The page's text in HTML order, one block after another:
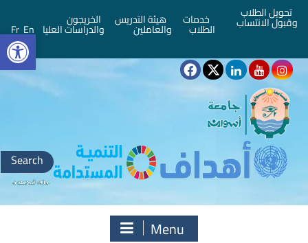
تحويل الطلاب
وقبول الانتساب خدمات
الطلاب
هيئة التدريس
والعاملين
الخريجون
والدراسات العليا En
Fr
Search
for:
Menu